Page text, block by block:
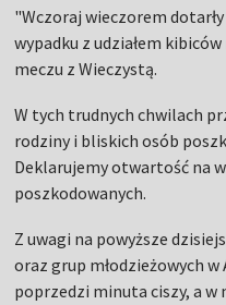
"Wczoraj wieczorem
wypadku z udziałem
meczu z Wieczystą.
W tych trudnych chwilach
rodziny i bliskich osób
Deklarujemy otwartość na
poszkodowanych.
Z uwagi na powyższe
oraz grup młodzieżowych
poprzedzi minuta ciszy, a